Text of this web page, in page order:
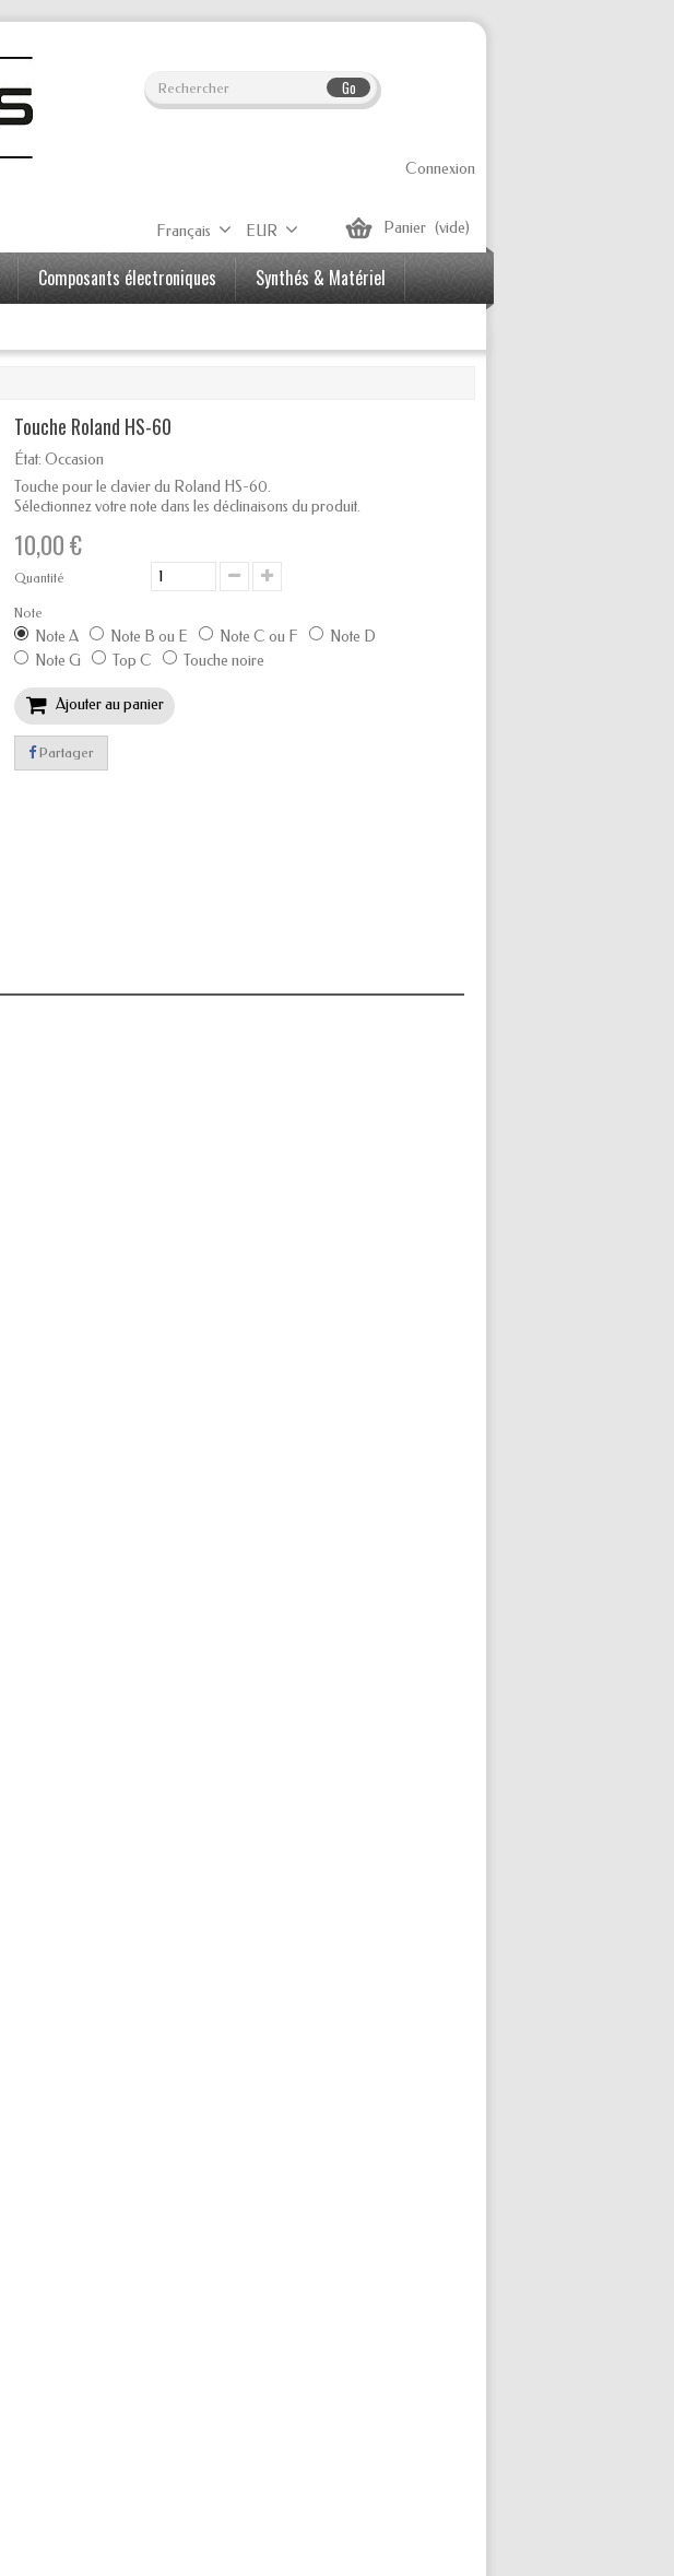
Go
Connexion
Panier (vide)
EUR
Français
Composants électroniques
Synthés & Matériel
Touche Roland HS-60
État: Occasion
Touche pour le clavier du Roland HS-60.
Sélectionnez votre note dans les déclinaisons du produit.
10,00 €
Quantité
Note
Note A Note B ou E Note C ou F
Note D
Note G
Top C Touche noire
Ajouter au panier
Partager